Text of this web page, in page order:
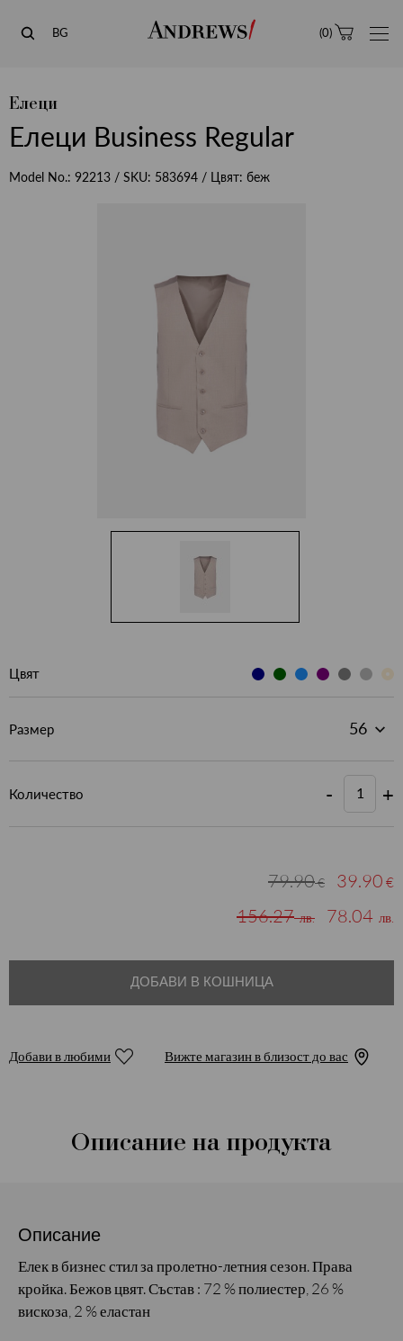
Andrews
BG (0)
Елеци
Елеци Business Regular
Model No.: 92213 / SKU: 583694 / Цвят: беж
Цвят
Размер
Количество - +
79.90€ 39.90 €
156.27лв. 78.04 лв.
ДОБАВИ В КОШНИЦА
Добави в любими Вижте магазин в близост до вас
Описание на продукта
Описание
Елек в бизнес стил за пролетно-летния сезон. Права
кройка. Бежов цвят. Състав : 72 % полиестер, 26 %
вискоза, 2 % еластан